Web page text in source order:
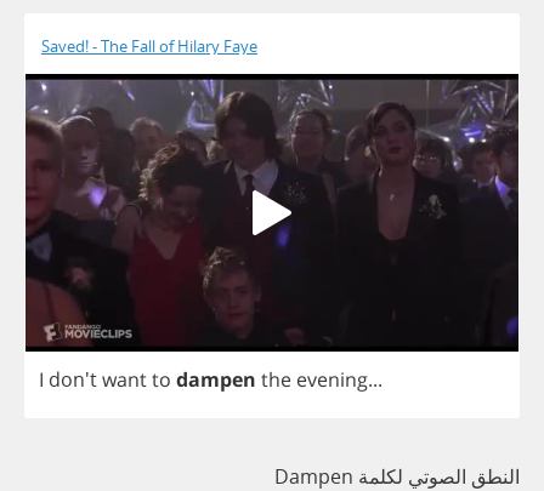
Saved! - The Fall of Hilary Faye
I don'twantto dampen the evening...
النطق الصوتي لكلمة Dampen